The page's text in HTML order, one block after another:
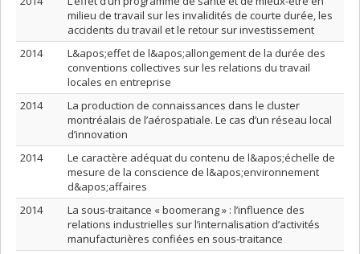
milieu de travail sur les invalidités de courte durée, les
accidents du travail et le retour sur investissement
2014
L&apos;effet de l&apos;allongement de la durée des
conventions collectives sur les relations du travail
locales en entreprise
2014
La production de connaissances dans le cluster
montréalais de l’aérospatiale. Le cas d’un réseau local
d’innovation
2014
Le caractère adéquat du contenu de l&apos;échelle de
mesure de la conscience de l&apos;environnement
d&apos;affaires
2014
La sous-traitance « boomerang » : l’influence des
relations industrielles sur l’internalisation d’activités
manufacturières confiées en sous-traitance